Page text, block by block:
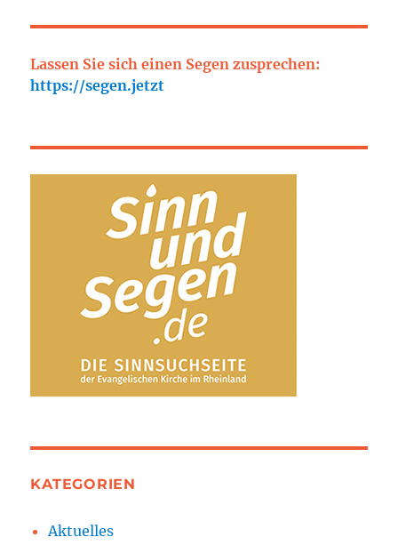
Lassen Sie sich einen Segen zusprechen:
https://segen.jetzt
KATEGORIEN
Aktuelles